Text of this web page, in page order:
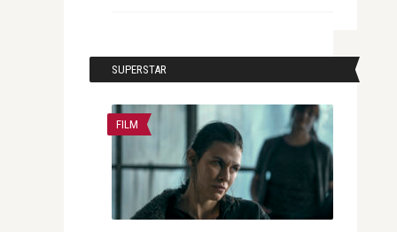
SUPERSTAR
FILM